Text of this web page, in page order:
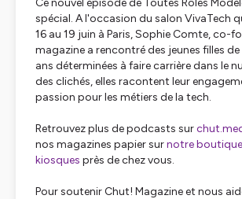
Ce nouvel épisode de Toutes Rôles
spécial. A l'occasion du salon VivaTech
16 au 19 juin à Paris, Sophie Comte, co-
magazine a rencontré des jeunes filles de
ans déterminées à faire carrière dans le
des clichés, elles racontent leur
passion pour les métiers de la tech.
Retrouvez plus de podcasts sur
nos magazines papier surnotre
kiosques près de chez vous.
Pour soutenir Chut! Magazine et nous